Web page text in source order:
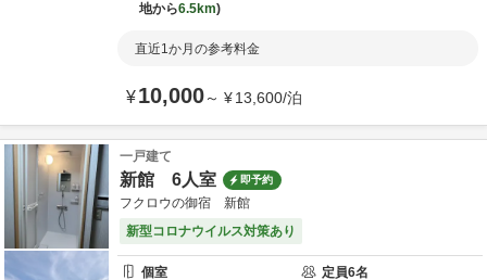
地から6.5km
直近1か月の参考料金
¥10,000～ ¥13,600/泊
一戸建て
新館 6人室 即予約
フクロウの御宿 新館
新型コロナウイルス対策あり
個室 定員6名